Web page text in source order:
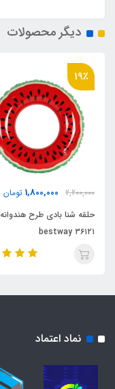
دیگر محصولات
19٪
2,200,000
1,800,000 تومان
حلقه شنا بادی طرح هندوانه
bestway ۳۶۱۲۱
نماد اعتماد